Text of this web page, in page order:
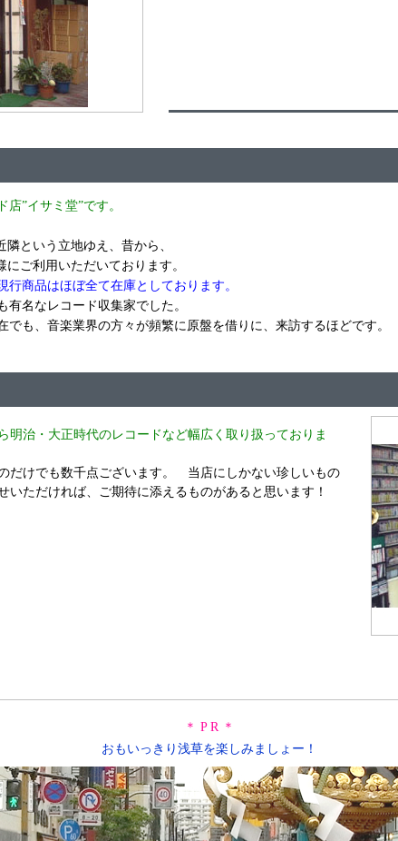
”イサミ堂”です。
隣という立地ゆえ、昔から、
にご利用いただいております。
商品はほぼ全て在庫としております。
名なレコード収集家でした。
も、音楽業界の方々が頻繁に原盤を借りに、来訪するほどです。
明治・大正時代のレコードなど幅広く取り扱っておりま
だけでも数千点ございます。 当店にしかない珍しいもの
いただければ、ご期待に添えるものがあると思います！
＊ P R ＊
おもいっきり浅草を楽しみましょー！